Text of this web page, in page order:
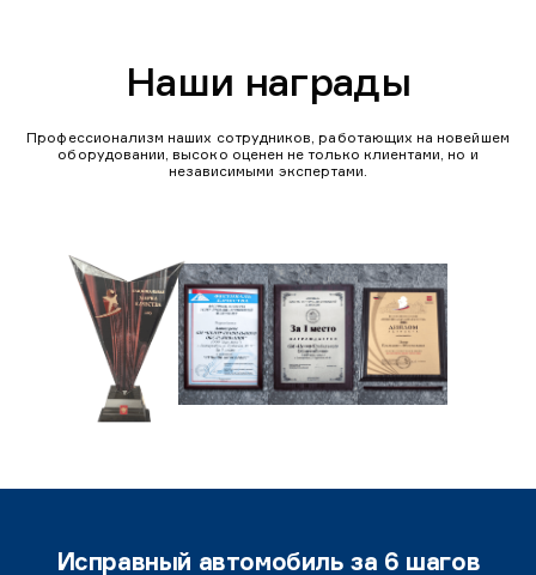
Наши награды
Профессионализм наших сотрудников, работающих на новейшем
оборудовании, высоко оценен не только клиентами, но и
независимыми экспертами.
Исправный автомобиль за 6 шагов